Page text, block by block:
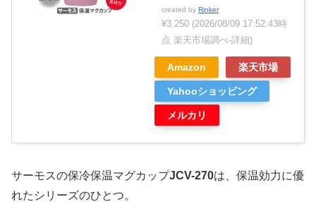
created by Rinker
¥3,250 (2026/08/09 17:52:43時
点 楽天市場調べ-詳細)
Amazon 楽天市場
Yahooショッピング
メルカリ
サーモスの保冷保温マグカップJCV-270は、保温効力に優
れたシリーズのひとつ。